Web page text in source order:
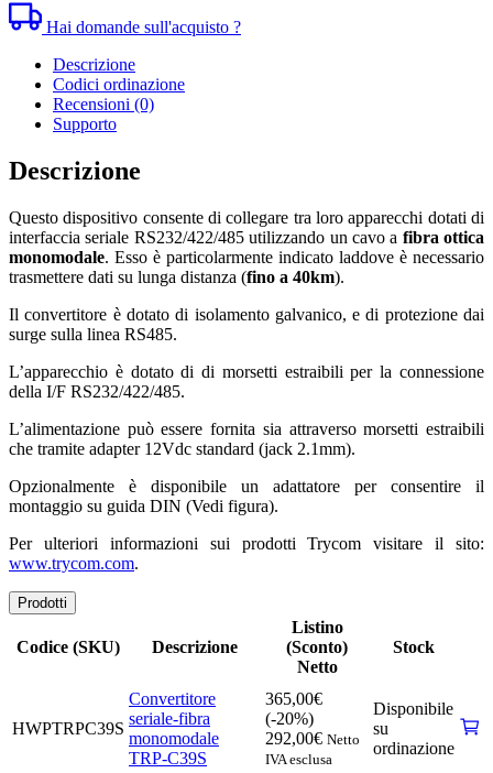
Hai domande sull'acquisto ?
Descrizione
Codici ordinazione
Recensioni (0)
Supporto
Descrizione
Questo dispositivo consente di collegare tra loro apparecchi dotati di
interfaccia seriale RS232/422/485 utilizzando un cavo a fibra ottica
monomodale. Esso è particolarmente indicato laddove è necessario
trasmettere dati su lunga distanza (fino a 40km).
Il convertitore è dotato di isolamento galvanico, e di protezione dai
surge sulla linea RS485.
L’apparecchio è dotato di di morsetti estraibili per la connessione
della I/F RS232/422/485.
L’alimentazione può essere fornita sia attraverso morsetti estraibili
che tramite adapter 12Vdc standard (jack 2.1mm).
Opzionalmente è disponibile un adattatore per consentire il
montaggio su guida DIN (Vedi figura).
Per ulteriori informazioni sui prodotti Trycom visitare il sito:
www.trycom.com.
Prodotti
Codice (SKU) Descrizione
Listino
(Sconto)
Netto
Stock
HWPTRPC39S
Convertitore
seriale-fibra
monomodale
TRP-C39S
365,00€
(-20%)
292,00€ Netto
IVA esclusa
Disponibile
su
ordinazione